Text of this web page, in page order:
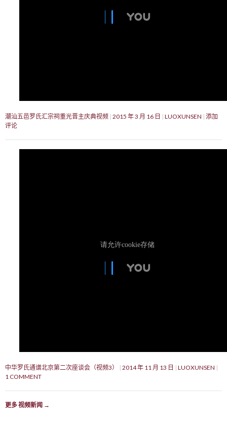
潮汕五邑罗氏汇宗祠重光晋主庆典视频 2015 年 3 月 16 日 LUOXUNSEN 添加
评论
中华罗氏通谱北京第二次座谈会（视频3） 2014 年 11 月 13 日
LUOXUNSEN
1 COMMENT
更多 视频新闻 →